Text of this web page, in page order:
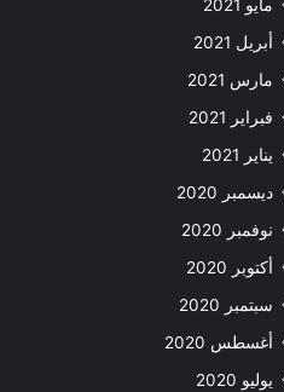
مايو 2021
أبريل 2021
مارس 2021
فبراير 2021
يناير 2021
ديسمبر 2020
نوفمبر 2020
أكتوبر 2020
سبتمبر 2020
أغسطس 2020
يوليو 2020